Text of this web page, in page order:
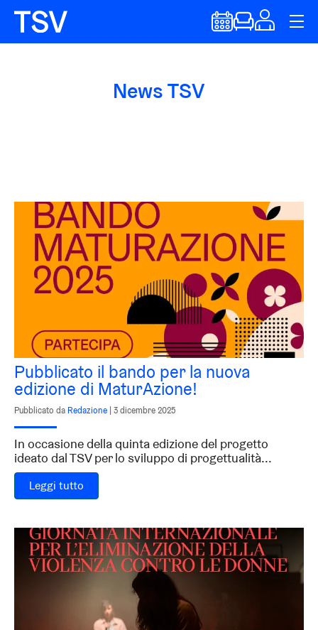
News TSV
Pubblicato il bando per la nuova
edizione di MaturAzione!
Pubblicato da Redazione 3 dicembre 2025
In occasione della quinta edizione del progetto
ideato dal TSV per lo sviluppo di progettualità...
Leggi tutto